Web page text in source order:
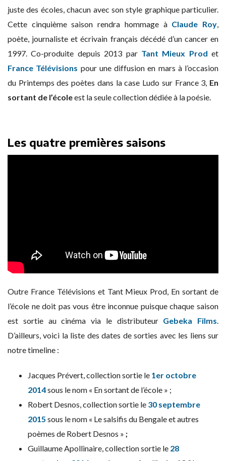
juste des écoles, chacun avec son style graphique particulier.
Cette cinquième saison rendra hommage à Claude Roy,
poète, journaliste et écrivain français décédé d’un cancer en
1997. Co-produite depuis 2013 par Tant Mieux Prod et
France Télévisions pour une diffusion en mars à l’occasion
du Printemps des poètes dans la case Ludo sur France 3, En
sortant de l’écoleest la seule collection dédiée à la poésie.
Les quatre premières saisons
Outre France Télévisions et Tant Mieux Prod, En sortant de
l’école ne doit pas vous être inconnue puisque chaque saison
est sortie au cinéma via le distributeur Gebeka Films.
D’ailleurs, voici la liste des dates de sorties avec les liens sur
notre timeline :
Jacques Prévert, collection sortie le 1er octobre
2014sous le nom « En sortant de l’école » ;
Robert Desnos, collection sortie le 30 septembre
2015 sous le nom « Le salsifis du Bengale et autres
poèmes de Robert Desnos » ;
Guillaume Apollinaire, collection sortie le 28